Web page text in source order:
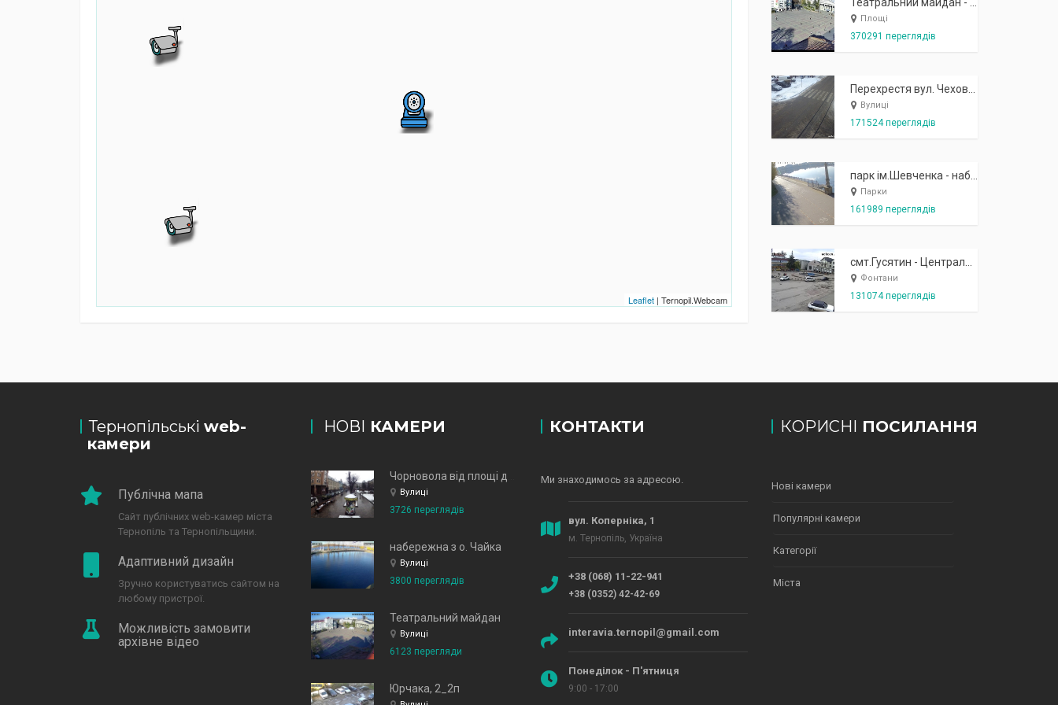
Leaflet| Ternopil.Webcam
Площі
370291 переглядів
Вулиці
171524 переглядів
Парки
161989 переглядів
Фонтани
131074 переглядів
Тернопільські web-
камери
Публічна мапа
Сайт публічних web-камер міста
Тернопіль та Тернопільщини.
Адаптивний дизайн
Зручно користуватись сайтом на
любому пристрої.
Можливість замовити
архівне відео
НОВІ КАМЕРИ
Вулиці
3726 переглядів
набережна з о. Чайка
Вулиці
3800 переглядів
Театральний майдан
Вулиці
6123 перегляди
Юрчака, 2_2п
КОНТАКТИ
Ми знаходимось за адресою.
вул. Коперніка, 1
м. Тернопіль, Україна
+38 (068) 11-22-941
+38 (0352) 42-42-69
interavia.ternopil@gmail.com
Понеділок - П'ятниця
9:00 - 17:00
КОРИСНІ ПОСИЛАННЯ
Нові камери
Популярні камери
Категорії
Міста